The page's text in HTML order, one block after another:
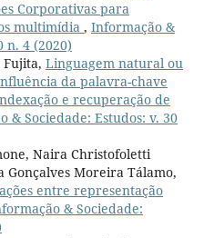
Corporativas para
multimídia , Informação &
n. 4 (2020)
Linguagem natural ou
da palavra-chave
e recuperação de
& Sociedade: Estudos: v. 30
Naira Christofoletti
Gonçalves Moreira Tálamo,
entre representação
& Sociedade: